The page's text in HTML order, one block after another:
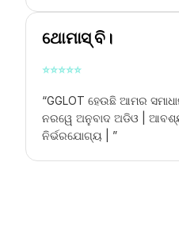
ଥୋମାସ୍ ବି।
⭐⭐⭐⭐⭐
“GGLOT ହେଉଛି ଆମର
ନରୱେ ଅନୁବାଦ ଅଡିଓ |
ନିର୍ଭରଯୋଗ୍ୟ | ”